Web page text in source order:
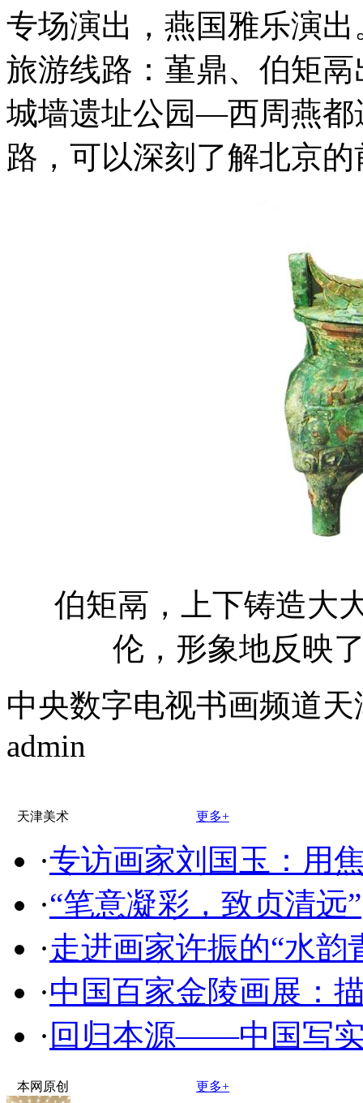
专场演出，燕国雅乐演
旅游线路：堇鼎、伯矩
城墙遗址公园—西周燕都
路，可以深刻了解北京
伯矩鬲，上下铸造大
伦，形象地反映
中央数字电视书画频道
admin
天津美术 更多+
·专访画家刘国玉：用
·“笔意凝彩，致贞清远”
·走进画家许振的“水韵
·中国百家金陵画展：
· 回归本源——中国写
本网原创 更多+